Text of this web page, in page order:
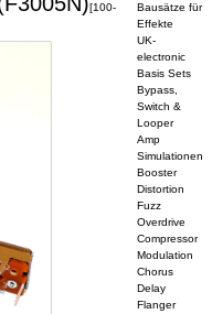
[100-
Bausätze für
Effekte
UK-
electronic
Basis Sets
Bypass,
Switch &
Looper
Amp
Simulationen
Booster
Distortion
Fuzz
Overdrive
Compressor
Modulation
Chorus
Delay
Flanger